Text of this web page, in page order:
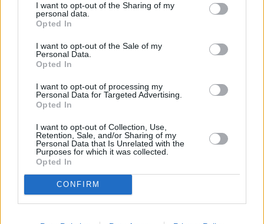
I want to opt-out of the Sharing of my
personal data.
Opted In
I want to opt-out of the Sale of my
Personal Data.
Opted In
I want to opt-out of processing my
Personal Data for Targeted Advertising.
Opted In
I want to opt-out of Collection, Use,
Retention, Sale, and/or Sharing of my
Personal Data that Is Unrelated with the
Purposes for which it was collected.
Opted In
CONFIRM
wielkimi krokami. Ustawę zakładającą
obowiązkowe czipowanie psów i kotów
przegłosował Senat. Izba wyższa parlamentu
wprowadziła jednak do rządowego projektu
poprawki. Ustawa wróci teraz do Sejmu, a na
koniec trafi do prezydenta.
Czytaj całość
REKLAMA